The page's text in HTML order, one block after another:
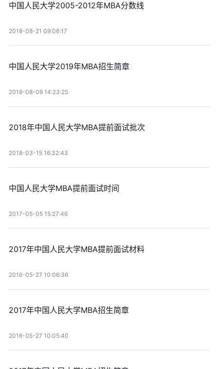
中国人民大学2005-2012年MBA分数线
2018-08-21 09:06:17
中国人民大学2019年MBA招生简章
2018-08-09 14:23:25
2018年中国人民大学MBA提前面试批次
2018-03-15 16:32:43
中国人民大学MBA提前面试时间
2017-05-05 15:27:46
2017年中国人民大学MBA提前面试材料
2016-05-27 10:06:36
2017年中国人民大学MBA招生简章
2016-05-27 10:05:40